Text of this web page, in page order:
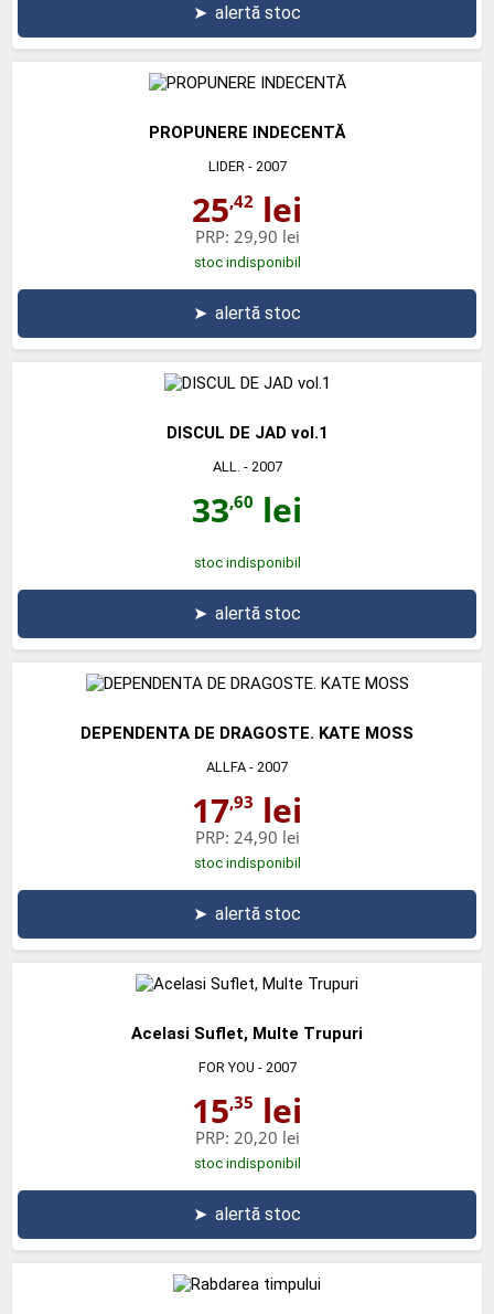
➤ alertă stoc
PROPUNERE INDECENTĂ
LIDER - 2007
25,42 lei
PRP: 29,90 lei
stoc indisponibil
➤ alertă stoc
DISCUL DE JAD vol.1
ALL. - 2007
33,60 lei
stoc indisponibil
➤ alertă stoc
DEPENDENTA DE DRAGOSTE. KATE MOSS
ALLFA - 2007
17,93 lei
PRP: 24,90 lei
stoc indisponibil
➤ alertă stoc
Acelasi Suflet, Multe Trupuri
FOR YOU - 2007
15,35 lei
PRP: 20,20 lei
stoc indisponibil
➤ alertă stoc